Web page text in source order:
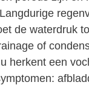
de waterdruk
of
herkent een